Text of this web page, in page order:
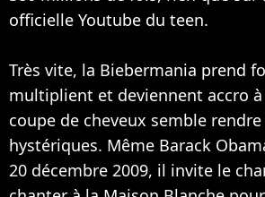
officielle Youtube du teen.
Très vite, la Biebermania prend
multiplient et deviennent accro
coupe de cheveux semble
hystériques. Même Barack
20 décembre 2009, il invite le